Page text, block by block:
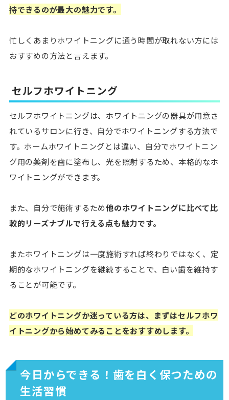
持できるのが最大の魅力です。
忙しくあまりホワイトニングに通う時間が取れない方には
おすすめの方法と言えます。
セルフホワイトニング
セルフホワイトニングは、ホワイトニングの器具が用意さ
れているサロンに行き、自分でホワイトニングする方法で
す。ホームホワイトニングとは違い、自分でホワイトニン
グ用の薬剤を歯に塗布し、光を照射するため、本格的なホ
ワイトニングができます。
また、自分で施術するため他のホワイトニングに比べて比
較的リーズナブルで行える点も魅力です。
またホワイトニングは一度施術すれば終わりではなく、定
期的なホワイトニングを継続することで、白い歯を維持す
ることが可能です。
どのホワイトニングか迷っている方は、まずはセルフホワ
イトニングから始めてみることをおすすめします。
今日からできる！歯を白く保つための
生活習慣